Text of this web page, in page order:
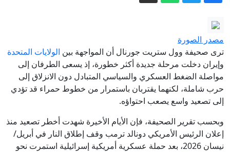
الدفاع الروسية: ضربنا سفينتين محملتين
بشحنات عسكرية قبالة سواحل أوديسا
"كأني حفرت قبري بيدي": هل يغيّر الذكاء
الاصطناعي مصير آلاف العاملين فعلاً؟
مسرح صدام الإمبراطوريات.. حرب منسية
لكنها تهدد البشر شرقا وغربا
مصدر الصورة
ترى صحيفة وول ستريت جورنال أن المواجهة بين الولايات المتحدة
وإيران دخلت مرحلة جديدة أكثر خطورة، إذ يسعى الطرفان إلى
مواصلة الضغط العسكري والسياسي المتبادل دون الانزلاق إلى
حرب شاملة، لكنهما يقتربان باستمرار من خطوط حمراء قد تؤدي
إلى تصعيد واسع يصعب احتواؤه.
وبحسب تقرير الصحيفة، فإن الأيام الأخيرة شهدت أخطر تصعيد منذ
إعلان الرئيس الأمريكي دونالد ترمب وقف إطلاق النار في أبريل/
نيسان 2026، بعد حملة عسكرية أمريكية إسرائيلية استمرت نحو